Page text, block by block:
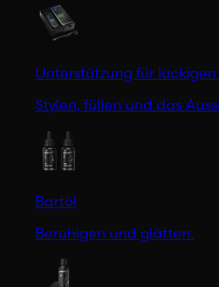
Unterstützung für
Stylen, füllen und das
Bartöl
Beruhigen und glätten.